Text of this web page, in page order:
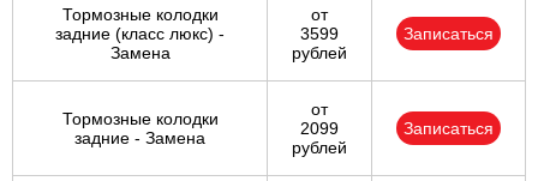
Тормозные колодки
задние (класс люкс) -
Замена
от
3599
рублей
Записаться
Тормозные колодки
задние - Замена
от
2099
рублей
Записаться